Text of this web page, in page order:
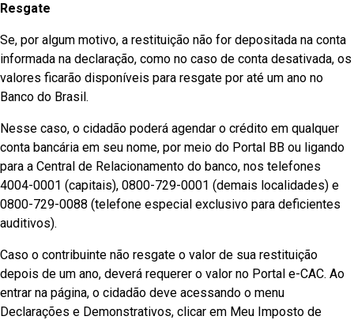
Resgate
Se, por algum motivo, a restituição não for depositada na conta
informada na declaração, como no caso de conta desativada, os
valores ficarão disponíveis para resgate por até um ano no
Banco do Brasil.
Nesse caso, o cidadão poderá agendar o crédito em qualquer
conta bancária em seu nome, por meio do Portal BB ou ligando
para a Central de Relacionamento do banco, nos telefones
4004-0001 (capitais), 0800-729-0001 (demais localidades) e
0800-729-0088 (telefone especial exclusivo para deficientes
auditivos).
Caso o contribuinte não resgate o valor de sua restituição
depois de um ano, deverá requerer o valor no Portal e-CAC. Ao
entrar na página, o cidadão deve acessando o menu
Declarações e Demonstrativos, clicar em Meu Imposto de